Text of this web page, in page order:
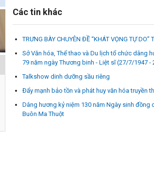
Các tin khác
TRƯNG BÀY CHUYÊN ĐỀ “KHÁT VỌNG TỰ DO”
Sở Văn hóa, Thể thao và Du lịch tổ chức dâng
79 năm ngày Thương binh - Liệt sĩ (27/7/1947 -
Talkshow dinh dưỡng sầu riêng
Đẩy mạnh bảo tồn và phát huy văn hóa truyền
Dâng hương kỷ niệm 130 năm Ngày sinh đồng
Buôn Ma Thuột